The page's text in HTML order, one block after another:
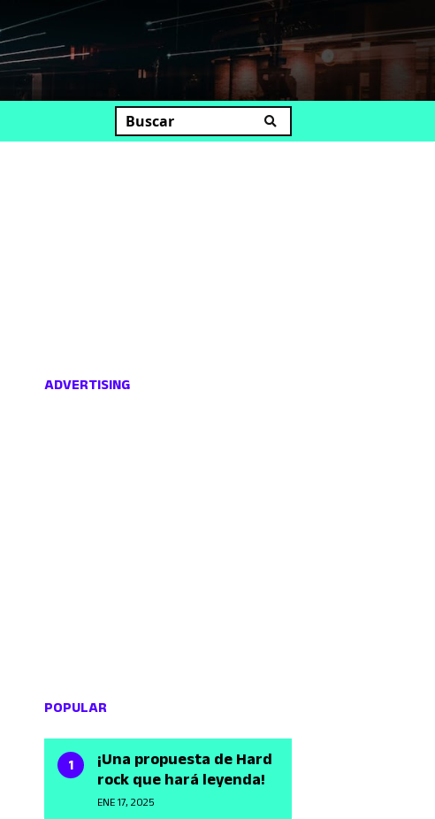
ADVERTISING
POPULAR
¡Una propuesta de Hard
rock que hará leyenda!
ENE 17, 2025